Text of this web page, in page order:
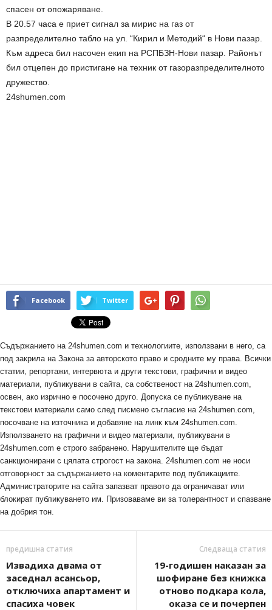
спасен от опожаряване.
В 20.57 часа е приет сигнал за мирис на газ от
разпределително табло на ул. “Кирил и Методий“ в Нови пазар.
Към адреса бил насочен екип на РСПБЗН-Нови пазар. Районът
бил отцепен до пристигане на техник от газоразпределителното
дружество.
24shumen.com
Facebook Twitter
Съдържанието на 24shumen.com и технологиите, използвани в него, са
под закрила на Закона за авторското право и сродните му права. Всички
статии, репортажи, интервюта и други текстови, графични и видео
материали, публикувани в сайта, са собственост на 24shumen.com,
освен, ако изрично е посочено друго. Допуска се публикуване на
текстови материали само след писмено съгласие на 24shumen.com,
посочване на източника и добавяне на линк към 24shumen.com.
Използването на графични и видео материали, публикувани в
24shumen.com е строго забранено. Нарушителите ще бъдат
санкционирани с цялата строгост на закона. 24shumen.com не носи
отговорност за съдържанието на коментарите под публикациите.
Администраторите на сайта запазват правото да ограничават или
блокират публикуването им. Призоваваме ви за толерантност и спазване
на добрия тон.
предишна статия
Извадиха двама от
заседнал асансьор,
отключиха апартамент и
спасиха човек
Следваща статия
19-годишен наказан за
шофиране без книжка
отново подкара кола,
оказа се и почерпен